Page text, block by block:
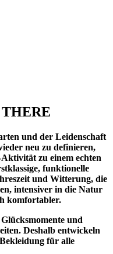
und der Leidenschaft
neu zu definieren,
zu einem echten
funktionelle
und Witterung, die
intensiver in die Natur
komfortabler.
und
Deshalb entwickeln
für alle